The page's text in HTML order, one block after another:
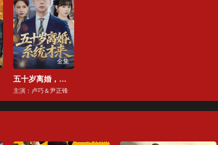
全集
五十岁离婚，系统才来
主演：卢巧＆尹正锋